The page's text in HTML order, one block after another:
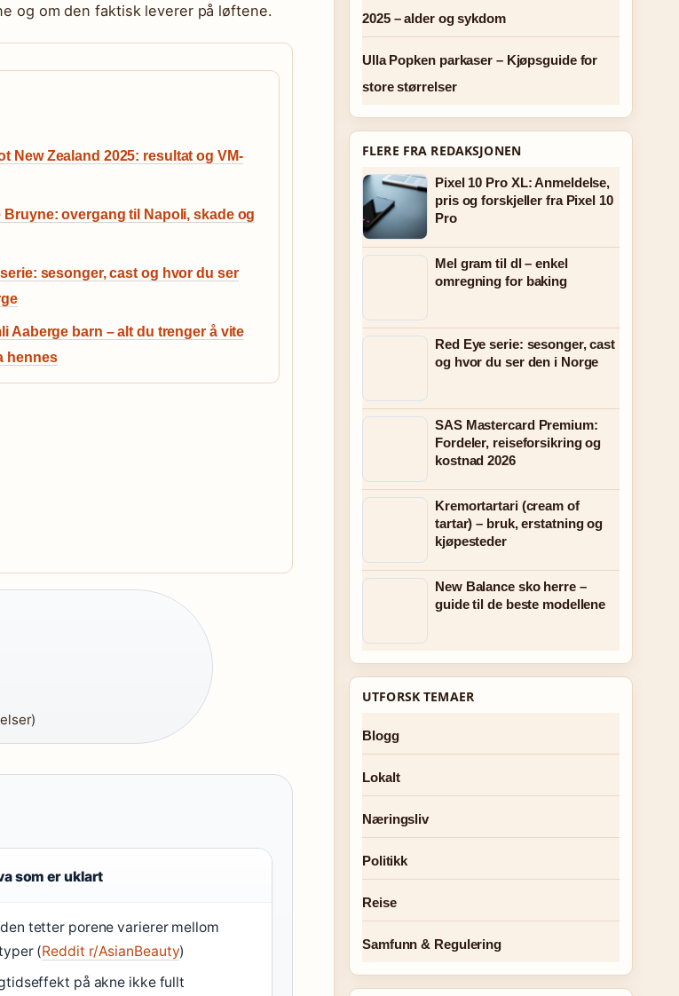
og om den faktisk leverer på løftene.
New Zealand 2025: resultat og VM-
Bruyne: overgang til Napoli, skade og
serie: sesonger, cast og hvor du ser
Aaberge barn – alt du trenger å vite
hennes
som er uklart
tetter porene varierer mellom
(Reddit r/AsianBeauty)
på akne ikke fullt
2025 – alder og sykdom
Ulla Popken parkaser – Kjøpsguide for
store størrelser
FLERE FRA REDAKSJONEN
Pixel 10 Pro XL: Anmeldelse,
pris og forskjeller fra Pixel 10
Pro
Mel gram til dl – enkel
omregning for baking
Red Eye serie: sesonger, cast
og hvor du ser den i Norge
SAS Mastercard Premium:
Fordeler, reiseforsikring og
kostnad 2026
Kremortartari (cream of
tartar) – bruk, erstatning og
kjøpesteder
New Balance sko herre –
guide til de beste modellene
UTFORSK TEMAER
Blogg
Lokalt
Næringsliv
Politikk
Reise
Samfunn & Regulering